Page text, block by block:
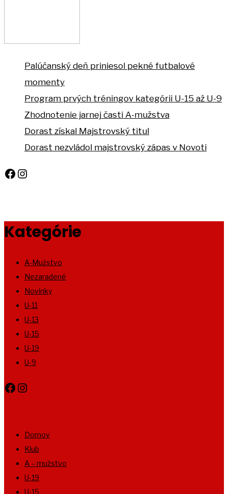
Palúčanský deň priniesol pekné futbalové
momenty
Program prvých tréningov kategórii U-15 až U-9
Zhodnotenie jarnej časti A-mužstva
Dorast získal Majstrovský titul
Dorast nezvládol majstrovský zápas v Novoti
Facebook
Instagram
Kategórie
A-Mužstvo
Nezaradené
Novinky
U-11
U-13
U-15
U-19
U-9
Facebook
Instagram
Domov
Klub
A – mužstvo
U-19
U-15